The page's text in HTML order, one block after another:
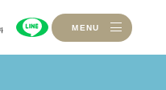
MENU